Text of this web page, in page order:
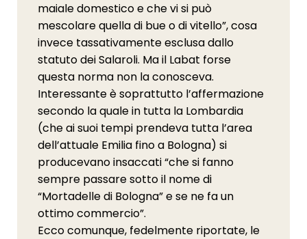
maiale domestico e che vi si può
mescolare quella di bue o di vitello”, cosa
invece tassativamente esclusa dallo
statuto dei Salaroli. Ma il Labat forse
questa norma non la conosceva.
Interessante è soprattutto l’affermazione
secondo la quale in tutta la Lombardia
(che ai suoi tempi prendeva tutta l’area
dell’attuale Emilia fino a Bologna) si
producevano insaccati “che si fanno
sempre passare sotto il nome di
“Mortadelle di Bologna” e se ne fa un
ottimo commercio”.
Ecco comunque, fedelmente riportate, le